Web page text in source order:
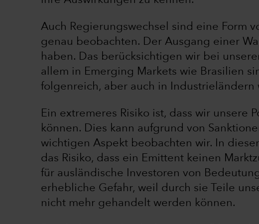
Auch Regierungswechsel sind eine Form
genau beobachten. Der Ausgang einer
haben. Das berücksichtigen wir bei
allem in Emerging Markets wie Brasilien
folgenreich, aber auch in Industrieländern
Ein extremeres Risiko ist, dass wir unsere
können. Dies kann aufgrund von
wichtigen Aspekt beobachten wir. In
das Risiko, dass ein Emittent keinen
für ausländische Investoren von
erhebliche Gefahr, weil durch sie Teile
nicht mehr gehandelt werden können.